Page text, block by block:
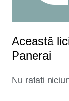
Această
Panerai
Nu ratați